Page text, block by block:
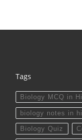
Tags
Biology MCQ in
biology notes in
Biology Quiz